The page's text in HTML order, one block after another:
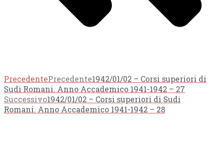
PrecedentePrecedente1942/01/02 – Corsi superiori di
Sudi Romani. Anno Accademico 1941-1942 – 27
Successivo1942/01/02 – Corsi superiori di Sudi
Romani. Anno Accademico 1941-1942 – 28